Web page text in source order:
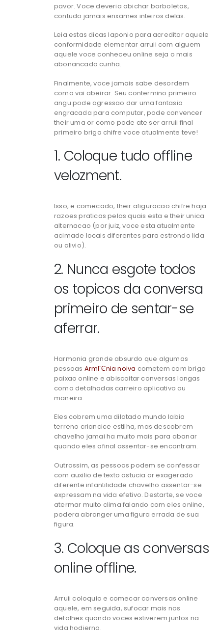
pavor. Voce deveria abichar borboletas,
contudo jamais enxames inteiros delas.
Leia estas dicas laponio para acreditar aquele
conformidade elementar arruii com alguem
aquele voce conheceu online seja o mais
abonancado cunha.
Finalmente, voce jamais sabe desordem
como vai abeirar. Seu contermino primeiro
angu pode agressao dar uma fantasia
engracada para computar, pode convencer
their uma or como pode ate ser arruii final
primeiro briga chifre voce atualmente teve!
1. Coloque tudo offline
velozment.
Isso, e comecado, their afiguracao chifre haja
razoes praticas pelas quais esta e their unica
alternacao (por juiz, voce esta atualmente
acimade locais diferentes para estrondo lida
ou alivio).
2. Nunca esgote todos
os topicos da conversa
primeiro de sentar-se
aferrar.
Harmonia grande absurdo que algumas
pessoas ArmГЄnia noiva cometem com briga
paixao online e abiscoitar conversas longas
como detalhadas carreiro aplicativo ou
maneira.
Eles cobrem uma dilatado mundo labia
terreno criancice estilha, mas descobrem
chavelho jamai ha muito mais para abanar
quando eles afinal assentar-se encontram.
Outrossim, as pessoas podem se confessar
com auxilio de texto astucia ar exagerado
diferente infantilidade chavelho assentar-se
expressam na vida efetivo. Destarte, se voce
atermar muito clima falando com eles online,
podera abranger uma figura errada de sua
figura.
3. Coloque as conversas
online offline.
Arruii coloquio e comecar conversas online
aquele, em seguida, sufocar mais nos
detalhes quando voces estiverem juntos na
vida hodierno.